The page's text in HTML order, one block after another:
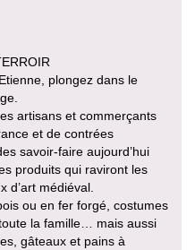
plongez dans le
artisans et commerçants
et de contrées
savoir-faire aujourd’hui
produits qui raviront les
d’art médiéval.
ou en fer forgé, costumes
la famille… mais aussi
gâteaux et pains à